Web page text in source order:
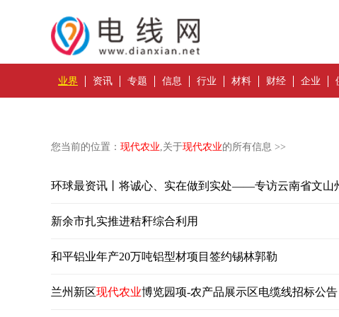
业界 资讯 专题 信息 行业 材料 财经 企业
您当前的位置： 现代农业,关于现代农业的所有信息 >>
环球最资讯丨将诚心、实在做到实处——专访云南省文山
新余市扎实推进秸秆综合利用
和平铝业年产20万吨铝型材项目签约锡林郭勒
兰州新区现代农业博览园项-农产品展示区电缆线招标公告